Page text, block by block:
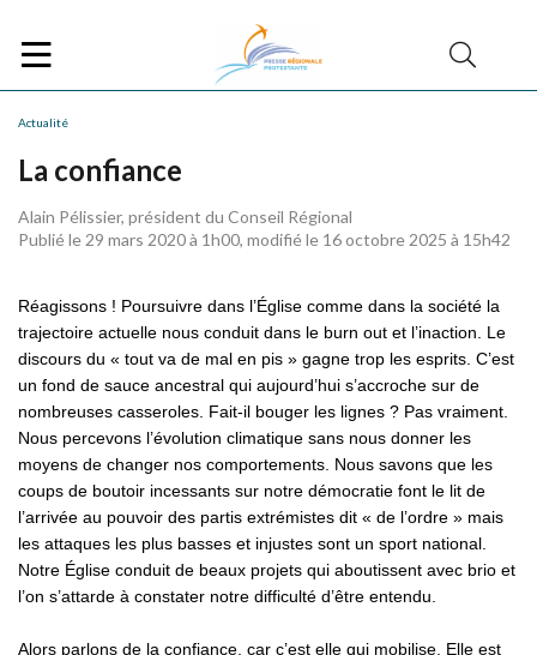
Actualité
La confiance
Alain Pélissier, président du Conseil Régional
Publié le 29 mars 2020 à 1h00, modifié le 16 octobre 2025 à 15h42
Réagissons ! Poursuivre dans l’Église comme dans la société la
trajectoire actuelle nous conduit dans le burn out et l’inaction. Le
discours du « tout va de mal en pis » gagne trop les esprits. C’est
un fond de sauce ancestral qui aujourd’hui s’accroche sur de
nombreuses casseroles. Fait-il bouger les lignes ? Pas vraiment.
Nous percevons l’évolution climatique sans nous donner les
moyens de changer nos comportements. Nous savons que les
coups de boutoir incessants sur notre démocratie font le lit de
l’arrivée au pouvoir des partis extrémistes dit « de l’ordre » mais
les attaques les plus basses et injustes sont un sport national.
Notre Église conduit de beaux projets qui aboutissent avec brio et
l’on s’attarde à constater notre difficulté d’être entendu.
Alors parlons de la confiance, car c’est elle qui mobilise. Elle est